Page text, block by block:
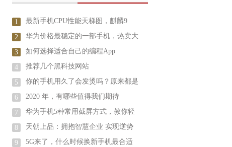
1 最新手机CPU性能天梯图，麒麟9
2 华为价格最稳定的一部手机，热卖大
3 如何选择适合自己的编程App
4 推荐几个黑科技网站
5 你的手机用久了会发烫吗？原来都是
6 2020 年，有哪些值得我们期待
7 华为手机5种常用截屏方式，教你轻
8 天朝上品：拥抱智慧企业 实现逆势
9 5G来了，什么时候换新手机最合适